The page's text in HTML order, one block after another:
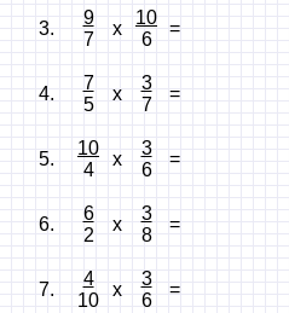
3.
9
7
x
10
6
=
4.
7
5
x
3
7
=
5.
10
4
x
3
6
=
6.
6
2
x
3
8
=
7.
4
10
x
3
6
=